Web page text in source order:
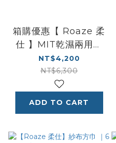
箱購優惠【 Roaze 柔
仕 】MIT乾濕兩用多
用途布巾 | 舒適款 160
片 X 30盒
NT$4,200
NT$6,300
ADD TO CART